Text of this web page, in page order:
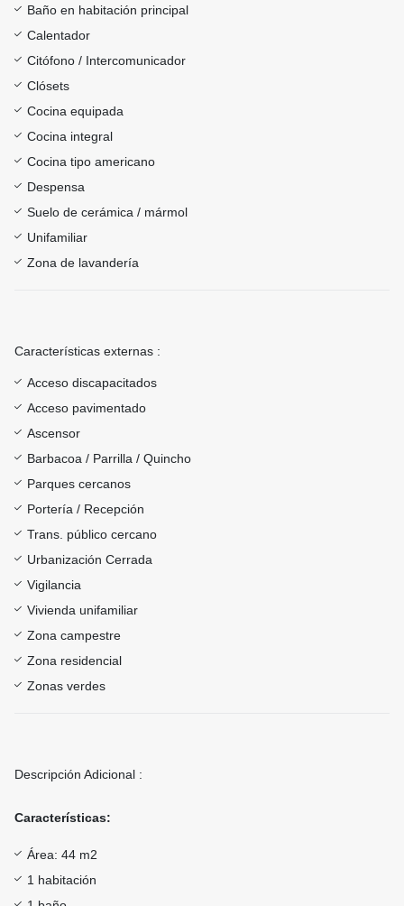
Baño en habitación principal
Calentador
Citófono / Intercomunicador
Clósets
Cocina equipada
Cocina integral
Cocina tipo americano
Despensa
Suelo de cerámica / mármol
Unifamiliar
Zona de lavandería
Características externas :
Acceso discapacitados
Acceso pavimentado
Ascensor
Barbacoa / Parrilla / Quincho
Parques cercanos
Portería / Recepción
Trans. público cercano
Urbanización Cerrada
Vigilancia
Vivienda unifamiliar
Zona campestre
Zona residencial
Zonas verdes
Descripción Adicional :
Características:
Área: 44 m2
1 habitación